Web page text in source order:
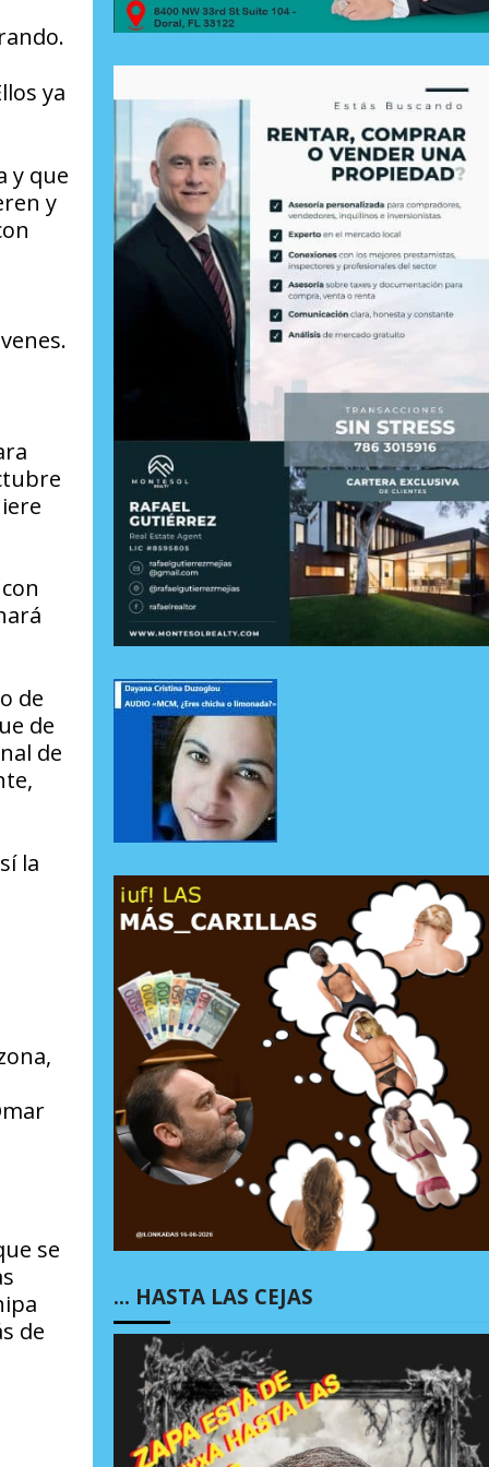
ya
y que
y
de
de
de
la
se
de
… HASTA LAS CEJAS